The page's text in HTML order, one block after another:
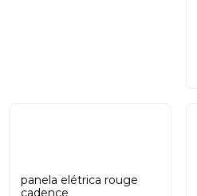
panela elétrica rouge
cadence